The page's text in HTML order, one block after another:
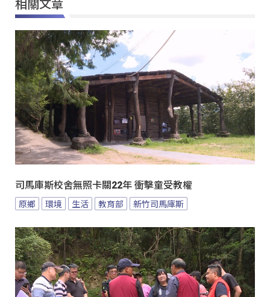
司馬庫斯校舍無照卡關22年 衝擊童受教權
原鄉 環境 生活 教育部 新竹司馬庫斯